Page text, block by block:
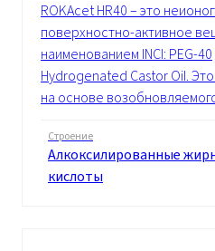
ROKAcet HR40 – это
поверхностно-активное
наименованием INCI: PEG-40
Hydrogenated Castor Oil.
на основе
Строение
Алкоксилированные
кислоты